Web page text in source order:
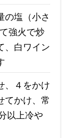
の塩（小さ
強火で炒
、白ワイン
、４をかけ
てかけ、常
以上冷や